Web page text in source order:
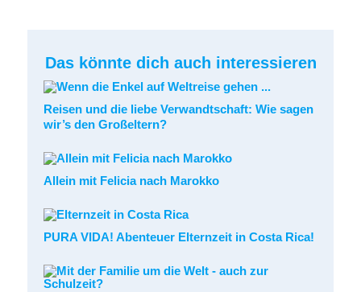
Das könnte dich auch interessieren
Reisen und die liebe Verwandtschaft: Wie sagen
wir’s den Großeltern?
Allein mit Felicia nach Marokko
PURA VIDA! Abenteuer Elternzeit in Costa Rica!